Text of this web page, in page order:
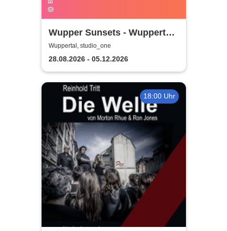
Wupper Sunsets - Wuppertals
No. 1 Rooftop Event
Wuppertal, studio_one
28.08.2026 - 05.12.2026
18:00 Uhr